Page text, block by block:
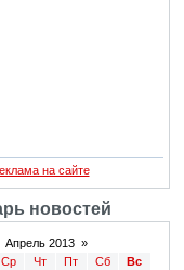
на сайте
новостей
Апрель 2013 »
Ср Чт Пт Сб
Вс